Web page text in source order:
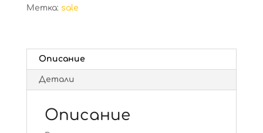
Метка: sale
Описание
Детали
Описание